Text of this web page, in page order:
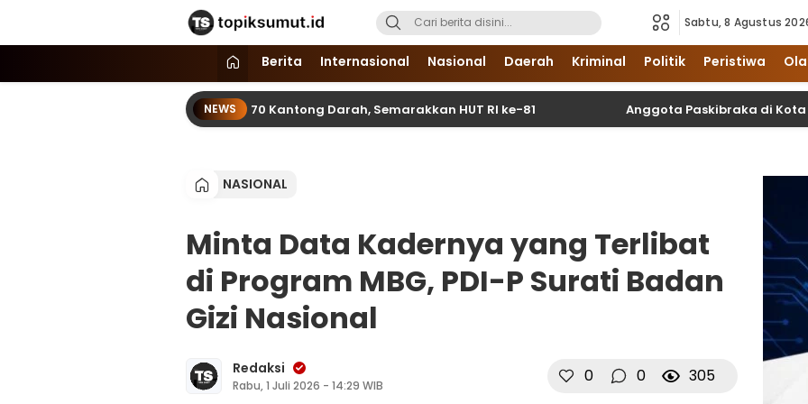
Topik Sumut
Memberitakan Seputar Informasi di Sumatera Utara dan Nasional
Sabtu, 8 Agustus
Berita Internasional Nasional Daerah Kriminal Politik Peristiwa
NEWS
dan SPN Hinai Kumpul 70 Kantong Darah, Semarakkan HUT RI ke-81 Anggota Paskibraka di Kota Binjai
NASIONAL
Minta Data Kadernya yang Terlibat
di Program MBG, PDI-P Surati Badan
Gizi Nasional
Redaksi
Rabu, 1 Juli 2026 - 14:29 WIB 0 0 305